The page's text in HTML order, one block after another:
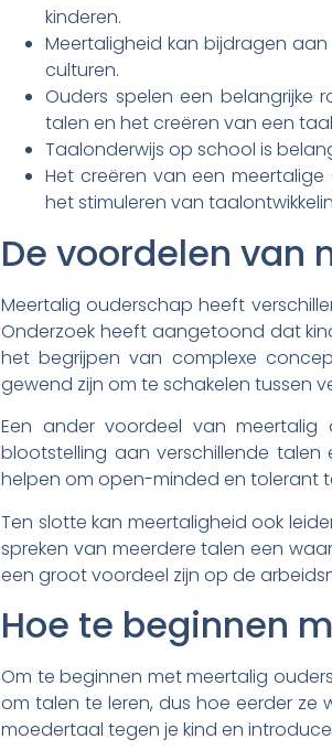
kinderen.
Meertaligheid kan bijdragen
culturen.
Ouders spelen een belangrijke
talen en het creëren van een
Taalonderwijs op school is
Het creëren van een
het stimuleren van
De voordelen van
Meertalig ouderschap heeft
Onderzoek heeft aangetoond dat
het begrijpen van complexe
gewend zijn om te schakelen tussen
Een ander voordeel van
blootstelling aan verschillende
helpen om open-minded en tolerant
Ten slotte kan meertaligheid ook
spreken van meerdere talen een
een groot voordeel zijn op de
Hoe te beginnen
Om te beginnen met meertalig
om talen te leren, dus hoe eerder ze
moedertaal tegen je kind en